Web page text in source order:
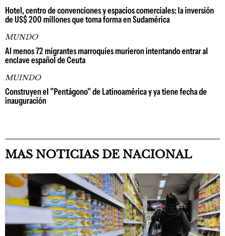
Hotel, centro de convenciones y espacios comerciales: la inversión
de US$ 200 millones que toma forma en Sudamérica
MUNDO
Al menos 72 migrantes marroquíes murieron intentando entrar al
enclave español de Ceuta
MUINDO
Construyen el "Pentágono" de Latinoamérica y ya tiene fecha de
inauguración
MAS NOTICIAS DE NACIONAL